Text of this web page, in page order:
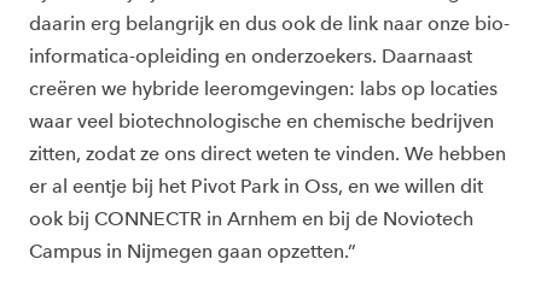
daarin erg belangrijk en dus ook de link naar onze bio-
informatica-opleiding en onderzoekers. Daarnaast
creëren we hybride leeromgevingen: labs op locaties
waar veel biotechnologische en chemische bedrijven
zitten, zodat ze ons direct weten te vinden. We hebben
er al eentje bij het Pivot Park in Oss, en we willen dit
ook bij CONNECTR in Arnhem en bij de Noviotech
Campus in Nijmegen gaan opzetten.”